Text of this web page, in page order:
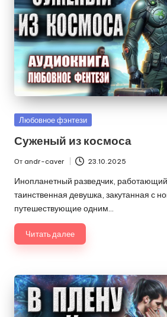
Опубликовано
Любовное фэнтези
Суженый из космоса
Запись
от
От andr-caver 23.10.2025
Инопланетный разведчик,
таинственная девушка, закутанная с
путешествующие одним…
Читать далее